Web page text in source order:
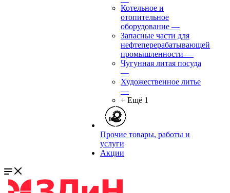
Котельное и
отопительное
оборудование —
Запасные части для
нефтеперерабатывающей
промышленности —
Чугунная литая посуда
—
Художественное литье
—
+ Ещё 1
Прочие товары, работы и
услуги
Акции